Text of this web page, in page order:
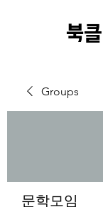
북
Groups
문학모임